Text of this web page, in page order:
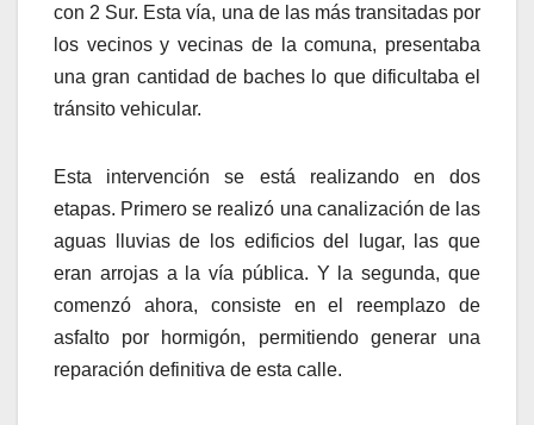
con 2 Sur. Esta vía, una de las más transitadas por
los vecinos y vecinas de la comuna, presentaba
una gran cantidad de baches lo que dificultaba el
tránsito vehicular.
Esta intervención se está realizando en dos
etapas. Primero se realizó una canalización de las
aguas lluvias de los edificios del lugar, las que
eran arrojas a la vía pública. Y la segunda, que
comenzó ahora, consiste en el reemplazo de
asfalto por hormigón, permitiendo generar una
reparación definitiva de esta calle.